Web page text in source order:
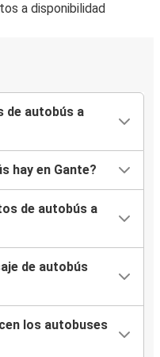
a disponibilidad
de autobús a
hay en Gante?
de autobús a
de autobús
los autobuses